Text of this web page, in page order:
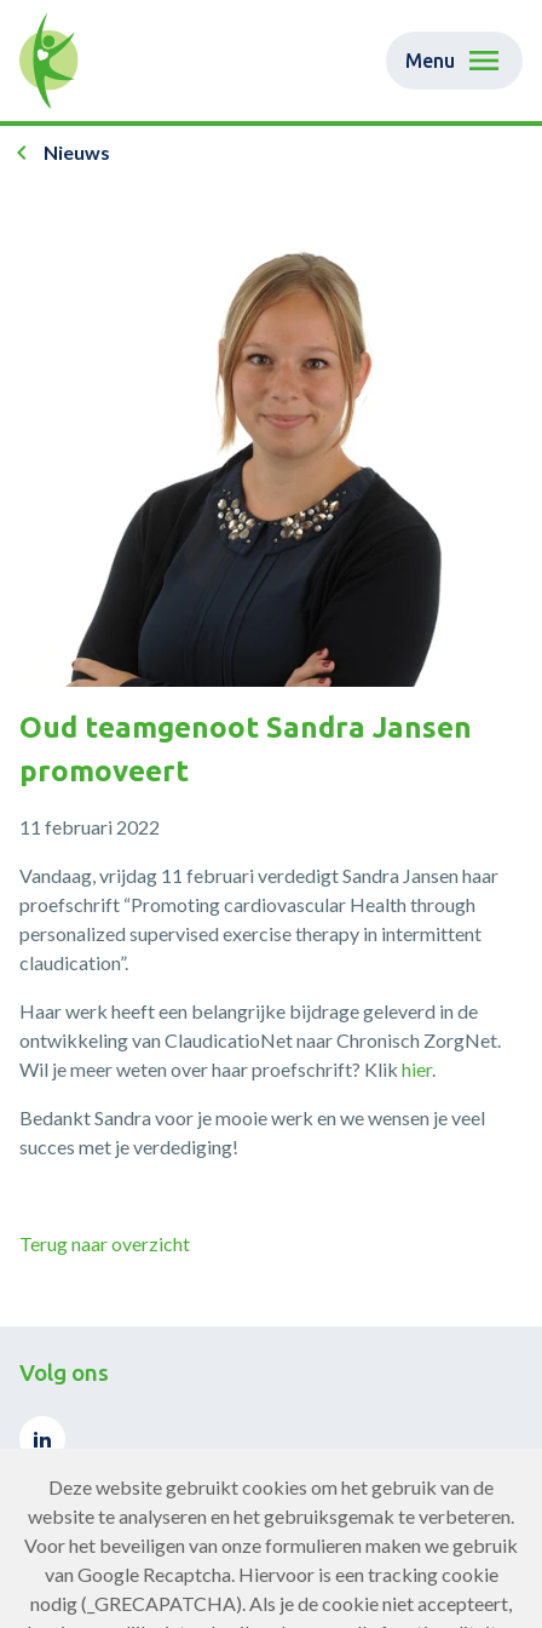
Menu
Nieuws
Oud teamgenoot Sandra Jansen
promoveert
11 februari 2022
Vandaag, vrijdag 11 februari verdedigt Sandra Jansen haar
proefschrift “Promoting cardiovascular Health through
personalized supervised exercise therapy in intermittent
claudication”.
Haar werk heeft een belangrijke bijdrage geleverd in de
ontwikkeling van ClaudicatioNet naar Chronisch ZorgNet.
Wil je meer weten over haar proefschrift? Klik hier.
Bedankt Sandra voor je mooie werk en we wensen je veel
succes met je verdediging!
Terug naar overzicht
Volg ons
Contact
Neem contact op
Deze website gebruikt cookies om het gebruik van de
website te analyseren en het gebruiksgemak te verbeteren.
Voor het beveiligen van onze formulieren maken we gebruik
van Google Recaptcha. Hiervoor is een tracking cookie
nodig (_GRECAPATCHA). Als je de cookie niet accepteert,